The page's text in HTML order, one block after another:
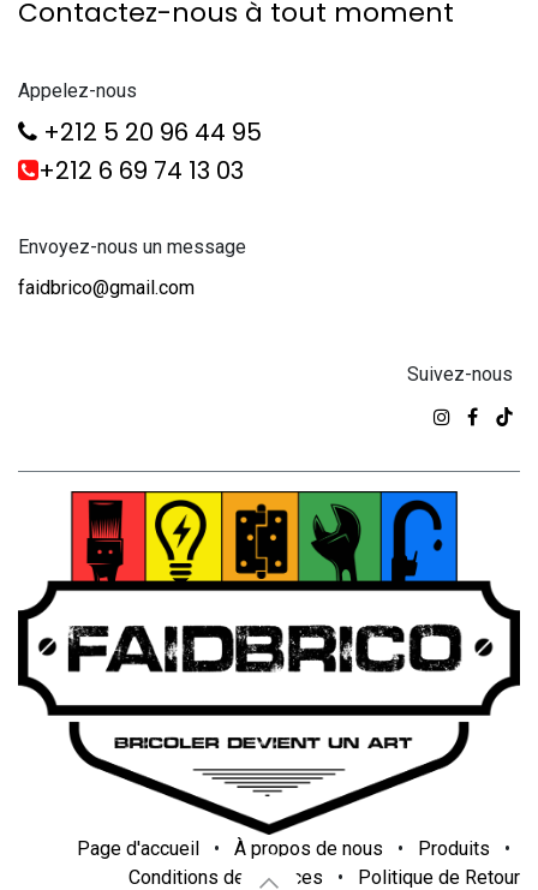
Contactez-nous à tout moment
Appelez-nous
+212 5 20 96 44 95
+212 6 69 74 13 03
Envoyez-nous un message
faidbrico@gmail.com
Suivez-nous
Page d'accueil • À propos de nous • Produits
•
Conditions de services
• Politique de Retour